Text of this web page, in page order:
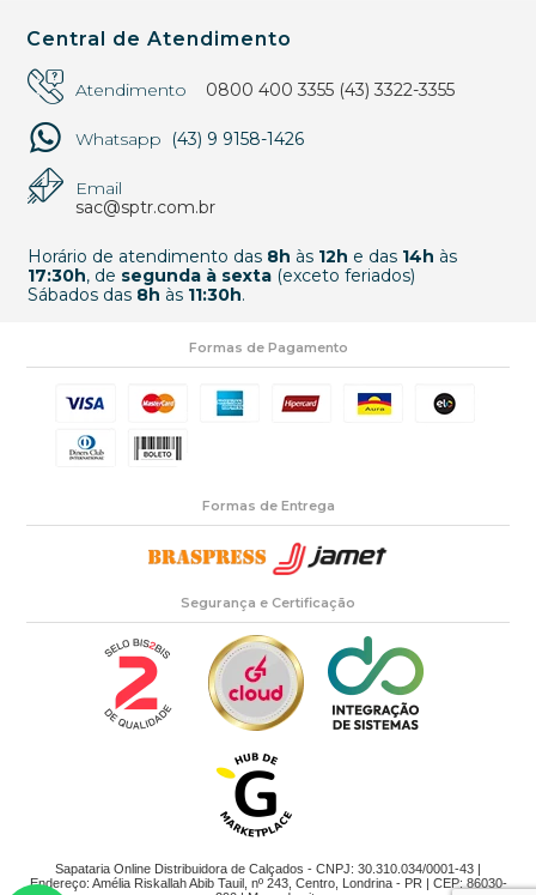
Central de Atendimento
Atendimento 0800 400 3355 (43) 3322-3355
Whatsapp (43) 9 9158-1426
Email
sac@sptr.com.br
Horário de atendimento das 8h às 12h e das 14h às
17:30h, de segunda à sexta(exceto feriados)
Sábados das 8h às 11:30h.
Formas de Pagamento
Formas de Entrega
Segurança e Certificação
Sapataria Online Distribuidora de Calçados - CNPJ: 30.310.034/0001-43 |
Endereço: Amélia Riskallah Abib Tauil, nº 243, Centro, Londrina - PR | CEP: 86030-